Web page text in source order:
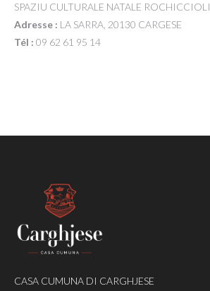
SPAZIU CULTURALE NATALE ROCHICCIOLI
Adresse : LA SARRA, 20130 CARGESE
Tél : 09 62 61 95 14
CASA CUMUNA DI CARGHJESE